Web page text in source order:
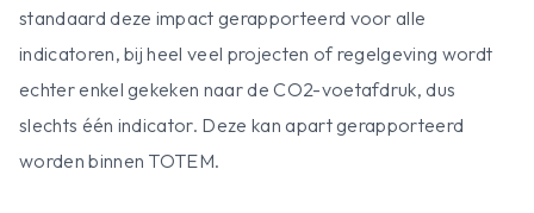
standaard deze impact gerapporteerd voor alle
indicatoren, bij heel veel projecten of regelgeving wordt
echter enkel gekeken naar de CO2-voetafdruk, dus
slechts één indicator. Deze kan apart gerapporteerd
worden binnen TOTEM.